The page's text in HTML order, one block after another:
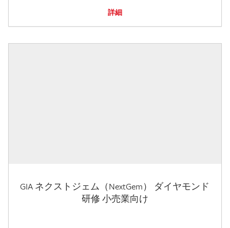
詳細
GIA ネクストジェム（NextGem） ダイヤモンド
研修 小売業向け